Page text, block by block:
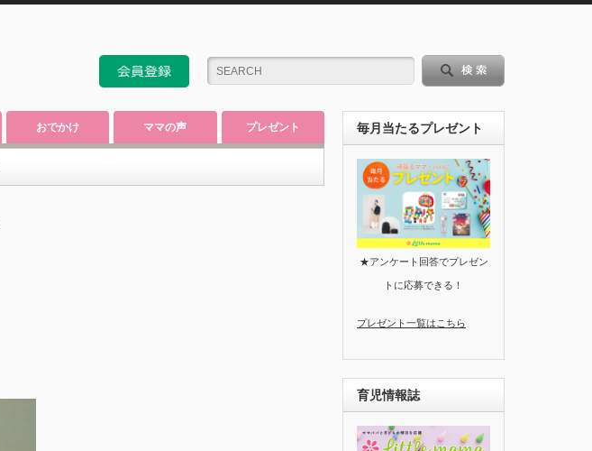
おでかけ ママの声 プレゼント 毎月当たるプレゼント
★アンケート回答でプレゼン
トに応募できる！
プレゼント一覧はこちら
育児情報誌